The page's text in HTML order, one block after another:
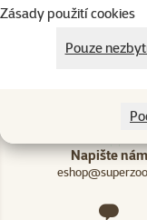
Zásady použití cookies
Pouze
206 prodejen,
Naši experti na
Napište nám